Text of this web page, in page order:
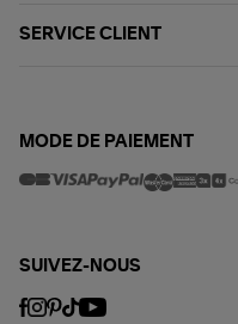
SERVICE CLIENT
MODE DE PAIEMENT
SUIVEZ-NOUS